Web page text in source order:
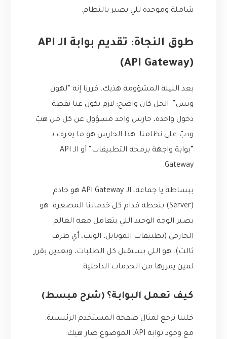
شاملة وموحدة للي بصير بالنظام.
طوق النجاة: تقديم بوابة الـ API
(API Gateway)
بعد الليلة المشؤومة هذيك، قررنا إنه “لهون
وبس”. الحل كان واضح: لازم يكون عنا نقطة
دخول واحدة، حارس واحد مسؤول عن كل من هبّ
ودبّ على نظامنا. هذا الحارس هو ما يعرف بـ
“بوابة واجهة برمجة التطبيقات” أو الـ API
Gateway.
ببساطة يا جماعة، الـ API Gateway هو خادم
(Server) بنحطه قدام كل خدماتنا المصغرة. هو
بصير الوجه الوحيد اللي بتعامل معه العالم
الخارجي (تطبيقات الموبايل، الويب، أي طرف
ثالث). هو اللي بستقبل كل الطلبات، وبعدين بقرر
لمين يمررها من الخدمات الداخلية.
كيف تعمل البوابة؟ (شرح مبسط)
خلينا نرجع لمثال صفحة المستخدم الرئيسية.
مع وجود بوابة API، الموضوع صار هيك: